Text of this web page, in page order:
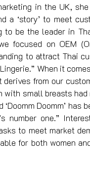
in the UK,
a ‘story’ to meet
be the leader in
focused on OEM
to attract Thai
When it
derives from our
with small breasts
Doomm’ has
number one.”
to meet market
for both women